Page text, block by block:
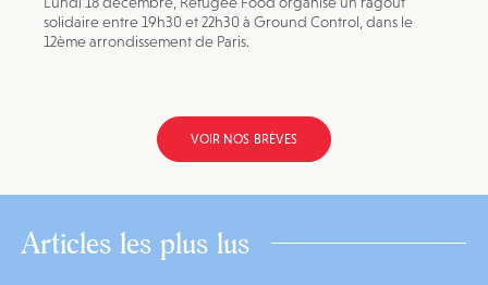
solidaire entre 19h30 et 22h30 à Ground Control, dans le
12ème arrondissement de Paris.
VOIR NOS BRÈVES
Articles les plus lus